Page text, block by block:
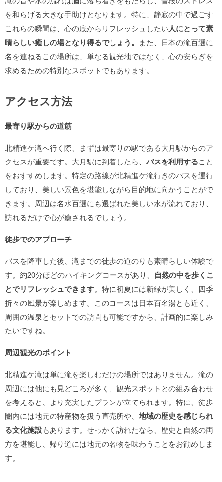
を和らげる大きな手助けとなります。特に、静寂の中で過ごす
これらの瞬間は、心の底からリフレッシュしたい人にとって素
晴らしい癒しの場となり得るでしょう。 また、日本の滝百選に
名を連ねるこの場所は、単なる観光地ではなく、心の安らぎを
求めるための特別なスポットでもあります。
アクセス方法
最寄り駅からの道筋
北精進ケ滝へ行く際、まずは最寄りの駅である大月駅からのア
クセスが重要です。大月駅に到着したら、 バスを利用すること
をおすすめします。特定の路線が北精進ケ滝行きのバスを運行
しており、美しい景色を堪能しながら目的地に向かうことがで
きます。周辺は名水百選にも選ばれた美しい水が流れており、
訪れるだけで心が癒されるでしょう。
徒歩でのアプローチ
バスを降車した後、滝までの徒歩の道のりも素晴らしい体験で
す。約20分ほどのハイキングコースがあり、 自然の中を歩くこ
とでリフレッシュできます。特に初夏には新緑が美しく、四季
折々の風景が楽しめます。このコースは日本百名湯とも近く、
周囲の温泉とセットでの訪問も可能ですから、計画的に楽しみ
たいですね。
周辺観光のポイント
北精進ケ滝は単に滝を楽しむだけの場所ではありません。滝の
周辺には他にも見どころが多く、観光スポットとの組み合わせ
を考えると、より充実したプランが立てられます。特に、徒歩
圏内には地元の特産物を扱う直売所や、 地域の歴史を感じられ
る文化施設もあります。せっかく訪れたなら、歴史と自然の両
方を堪能し、帰り道には地元の名物を味わうことをお勧めしま
す。